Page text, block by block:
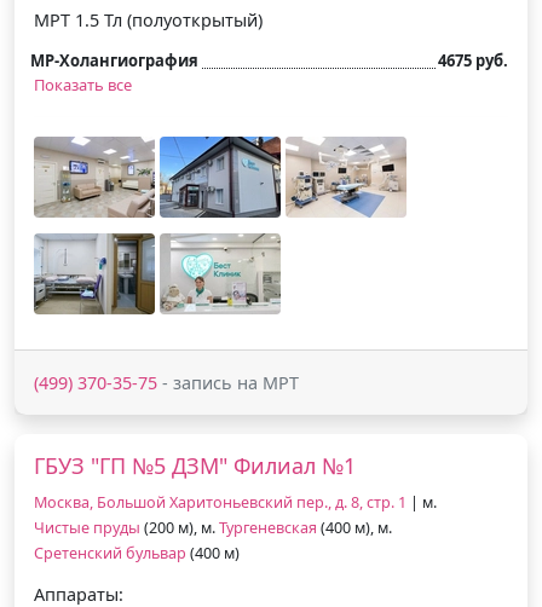
МРТ 1.5 Тл (полуоткрытый)
МР-Холангиография
4675 руб.
Показать все
(499) 370-35-75 - запись на МРТ
ГБУЗ "ГП №5 ДЗМ" Филиал №1
Москва, Большой Харитоньевский пер., д. 8, стр. 1 | м.
Чистые пруды (200 м), м.Тургеневская (400 м), м.
Сретенский бульвар (400 м)
Аппараты: